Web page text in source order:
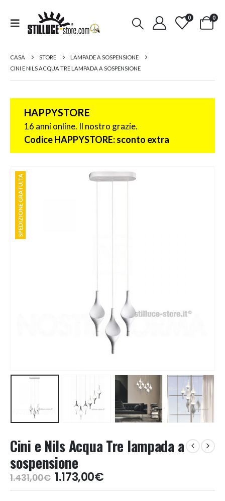
0 0
CASA STORE
LAMPADE A SOSPENSIONE
CINI E NILS ACQUA TRE LAMPADA A SOSPENSIONE
HAPPYSTORE
16 anni online. Il nostro grazie.
Codice HAPPYSTORE: sconto extra
SPEDIZIONE GRATUITA
SPEDIZIONE GRATUITA
Cini e Nils Acqua Tre lampada a
sospensione
1.431,00€ Il
prezzo
1.173,00€Il
prezzo